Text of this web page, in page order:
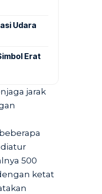
Udara
Erat
jarak
500
ketat